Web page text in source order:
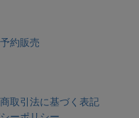
約販売
取引法に基づく表記